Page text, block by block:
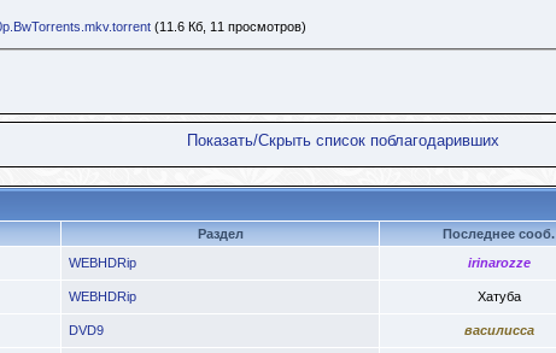
(11.6 Кб, 11 просмотров)
Показать/Скрыть список поблагодаривших
Раздел Последнее сооб.
WEBHDRip irinarozze
WEBHDRip Хатуба
DVD9 василисса